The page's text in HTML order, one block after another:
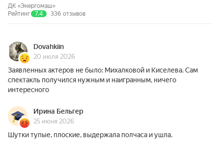
ДК «Энергомаш»
Рейтинг
7.4 336 отзывов
Dovahkiin
20 июля 2026
Заявленных актеров не было: Михалковой и Киселева. Сам
спектакль получился нужным и наигранным, ничего
интересного
Ирина Бельгер
25 июня 2026
Шутки тупые, плоские, выдержала полчаса и ушла.